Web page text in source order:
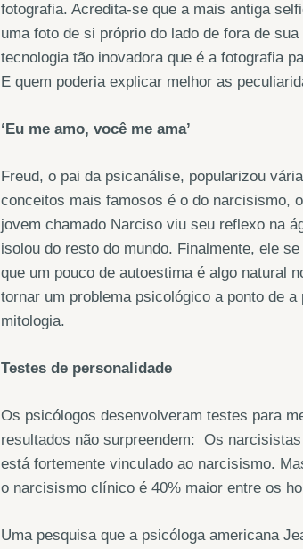
fotografia. Acredita-se que a mais antiga
uma foto de si próprio do lado de fora de
tecnologia tão inovadora que é a fotografia
E quem poderia explicar melhor as
‘Eu me amo, você me ama’
Freud, o pai da psicanálise, popularizou
conceitos mais famosos é o do narcisismo,
jovem chamado Narciso viu seu reflexo na
isolou do resto do mundo. Finalmente, ele
que um pouco de autoestima é algo natural
tornar um problema psicológico a ponto de
mitologia.
Testes de personalidade
Os psicólogos desenvolveram testes para
resultados não surpreendem: Os
está fortemente vinculado ao narcisismo.
o narcisismo clínico é 40% maior entre os
Uma pesquisa que a psicóloga americana